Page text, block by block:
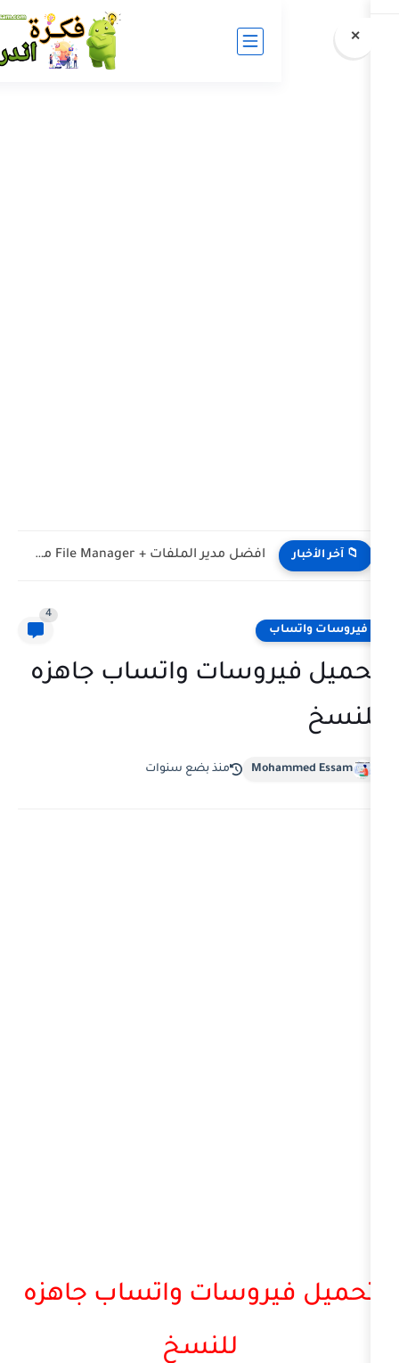
افضل مدير الملفات + File Manager مميزات اندرويد
واتساب جاهزه
منذ بضع سنوات
واتساب جاهزه